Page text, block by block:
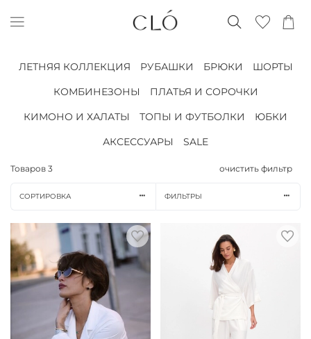
ЛЕТНЯЯ КОЛЛЕКЦИЯ РУБАШКИ БРЮКИ
ШОРТЫ
КОМБИНЕЗОНЫ
ПЛАТЬЯ И СОРОЧКИ
КИМОНО И ХАЛАТЫ
ТОПЫ И ФУТБОЛКИ
ЮБКИ
АКСЕССУАРЫ
SALE
Товаров 3 очистить фильтр
СОРТИРОВКА ФИЛЬТРЫ